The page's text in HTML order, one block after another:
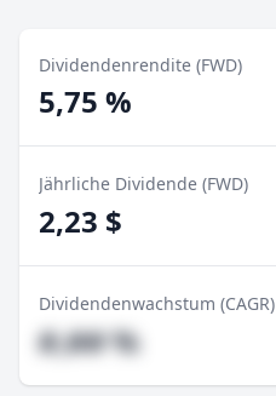
Dividendenrendite (FWD)
5,75 %
Jährliche Dividende (FWD)
2,23 $
Dividendenwachstum (CAGR)
#,## %